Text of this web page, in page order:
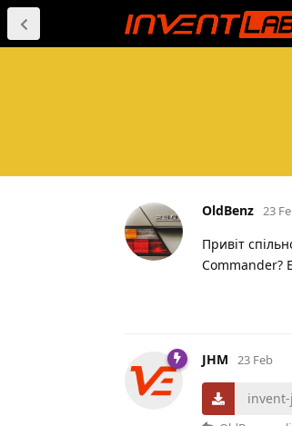
OldBenz 23
Привіт
Commander?
JHM 23 Feb